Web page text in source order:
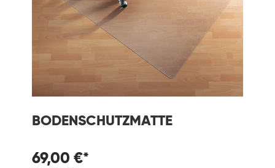
BODENSCHUTZMATTE
69,00 €*